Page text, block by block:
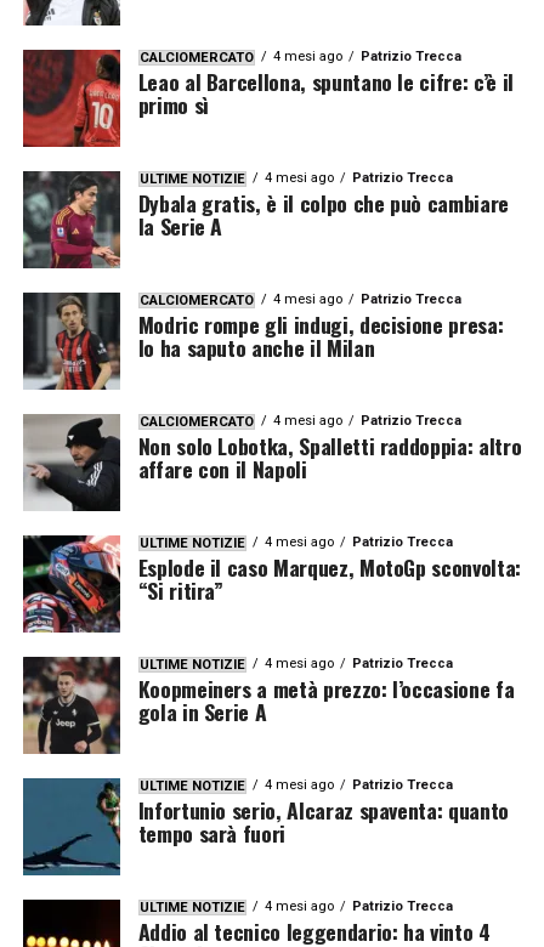
CALCIOMERCATO 4 mesi ago Patrizio Trecca
Leao al Barcellona, spuntano le cifre: c’è il
primo sì
ULTIME NOTIZIE 4 mesi ago Patrizio Trecca
Dybala gratis, è il colpo che può cambiare
la Serie A
CALCIOMERCATO 4 mesi ago Patrizio Trecca
Modric rompe gli indugi, decisione presa:
lo ha saputo anche il Milan
CALCIOMERCATO 4 mesi ago Patrizio Trecca
Non solo Lobotka, Spalletti raddoppia: altro
affare con il Napoli
ULTIME NOTIZIE 4 mesi ago Patrizio Trecca
Esplode il caso Marquez, MotoGp sconvolta:
“Si ritira”
ULTIME NOTIZIE 4 mesi ago Patrizio Trecca
Koopmeiners a metà prezzo: l’occasione fa
gola in Serie A
ULTIME NOTIZIE 4 mesi ago Patrizio Trecca
Infortunio serio, Alcaraz spaventa: quanto
tempo sarà fuori
ULTIME NOTIZIE 4 mesi ago Patrizio Trecca
Addio al tecnico leggendario: ha vinto 4